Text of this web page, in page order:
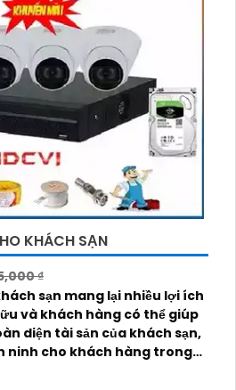
KHÁCH SẠN
₫
sạn mang lại nhiều lợi ích
và khách hàng có thể giúp
diện tài sản của khách sạn,
ninh cho khách hàng trong